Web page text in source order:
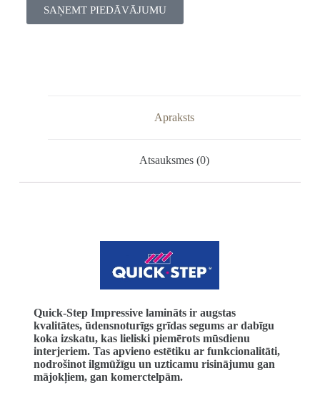
SAŅEMT PIEDĀVĀJUMU
Apraksts
Atsauksmes (0)
Quick-Step Impressive lamināts ir augstas
kvalitātes, ūdensnoturīgs grīdas segums ar dabīgu
koka izskatu, kas lieliski piemērots mūsdienu
interjeriem. Tas apvieno estētiku ar funkcionalitāti,
nodrošinot ilgmūžīgu un uzticamu risinājumu gan
mājokļiem, gan komerctelpām.